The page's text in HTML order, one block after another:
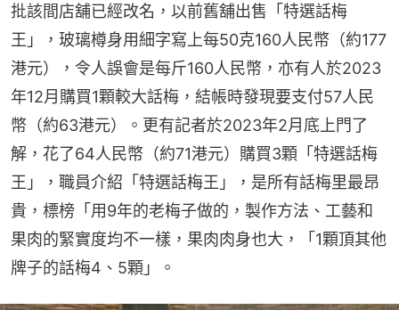
批該間店舖已經改名，以前舊舖出售「特選話梅
王」，玻璃樽身用細字寫上每50克160人民幣（約177
港元），令人誤會是每斤160人民幣，亦有人於2023
年12月購買1顆較大話梅，結帳時發現要支付57人民
幣（約63港元）。更有記者於2023年2月底上門了
解，花了64人民幣（約71港元）購買3顆「特選話梅
王」，職員介紹「特選話梅王」，是所有話梅里最昂
貴，標榜「用9年的老梅子做的，製作方法、工藝和
果肉的緊實度均不一樣，果肉肉身也大，「1顆頂其他
牌子的話梅4、5顆」。